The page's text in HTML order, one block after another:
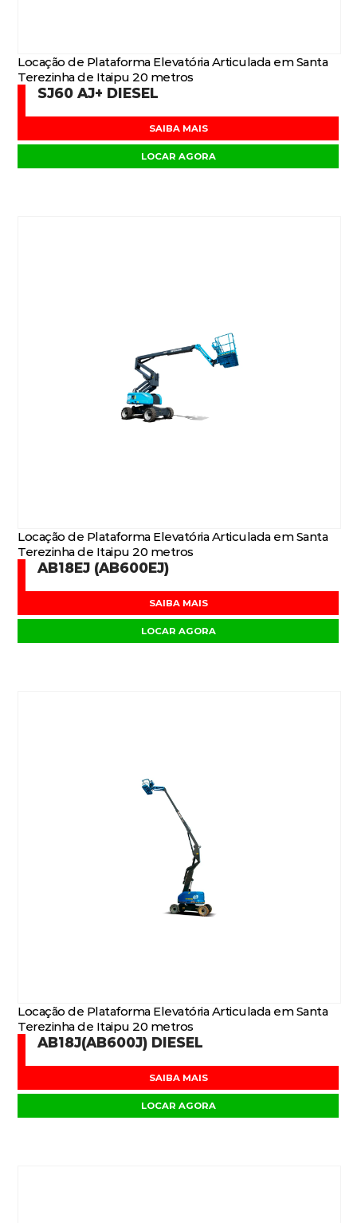
Locação de Plataforma Elevatória Articulada em Santa
Terezinha de Itaipu 20 metros
SJ60 AJ+ DIESEL
SAIBA MAIS
LOCAR AGORA
Locação de Plataforma Elevatória Articulada em Santa
Terezinha de Itaipu 20 metros
AB18EJ (AB600EJ)
SAIBA MAIS
LOCAR AGORA
Locação de Plataforma Elevatória Articulada em Santa
Terezinha de Itaipu 20 metros
AB18J(AB600J) DIESEL
SAIBA MAIS
LOCAR AGORA